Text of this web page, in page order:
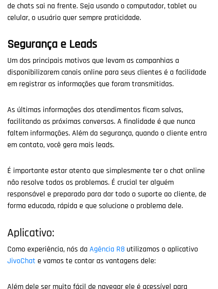
de chats sai na frente. Seja usando o computador, tablet ou
celular, o usuário quer sempre praticidade.
Segurança e Leads
Um dos principais motivos que levam as companhias a
disponibilizarem canais online para seus clientes é a facilidade
em registrar as informações que foram transmitidas.
As últimas informações dos atendimentos ficam salvas,
facilitando as próximas conversas. A finalidade é que nunca
faltem informações. Além da segurança, quando o cliente entra
em contato, você gera mais leads.
É importante estar atento que simplesmente ter o chat online
não resolve todos os problemas. É crucial ter alguém
responsável e preparado para dar todo o suporte ao cliente, de
forma educada, rápida e que solucione o problema dele.
Aplicativo:
Como experiência, nós da Agência R8 utilizamos o aplicativo
JivoChat e vamos te contar as vantagens dele:
Além dele ser muito fácil de navegar ele é acessível para